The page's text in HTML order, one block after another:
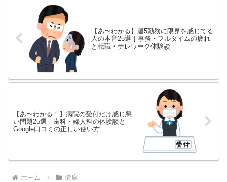
【あ〜わかる】週5勤務に限界を感じてる
人の本音25選｜事務・フルタイムの疲れ
と転職・テレワーク体験談
【あ〜わかる！】病院の受付だけ感じ悪
い問題25選｜歯科・婦人科の体験談と
Google口コミの正しい使い方
ホーム 健康